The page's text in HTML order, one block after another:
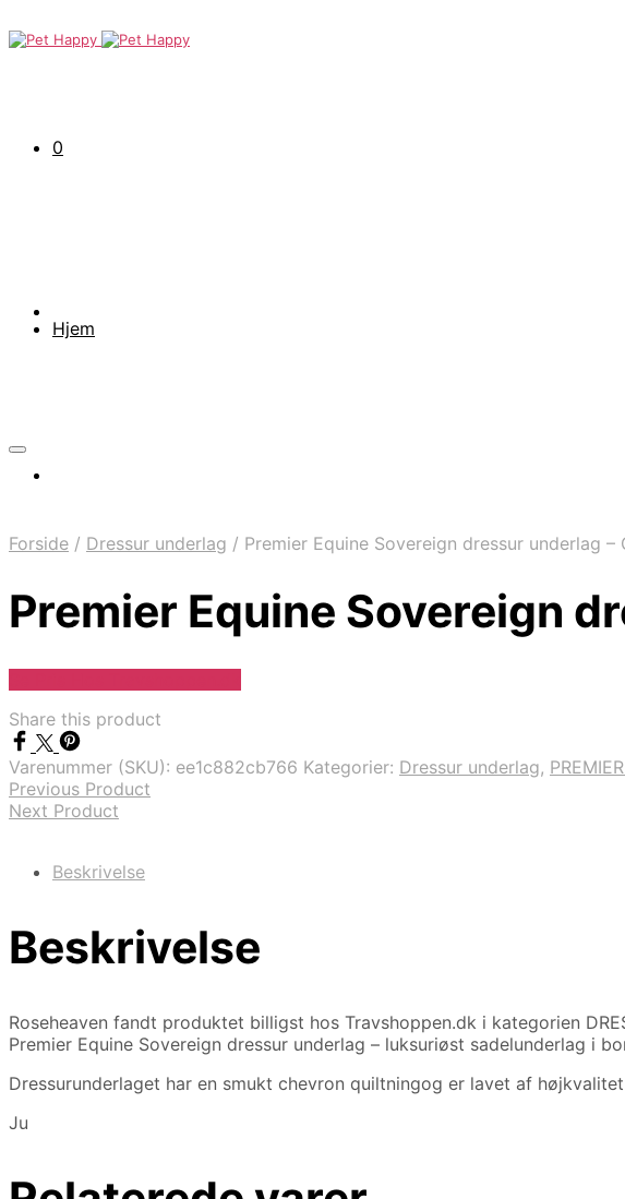
0
Hjem
Forside / Dressur underlag / Premier Equine Sovereign dressur underlag –
Premier Equine Sovereign
Share this product
Varenummer (SKU): ee1c882cb766 Kategorier: Dressur underlag,
Previous Product
Next Product
Beskrivelse
Beskrivelse
Roseheaven fandt produktet billigst hos Travshoppen.dk i kategorien
Premier Equine Sovereign dressur underlag – luksuriøst sadelunderlag i
Dressurunderlaget har en smukt chevron quiltningog er lavet af
Ju